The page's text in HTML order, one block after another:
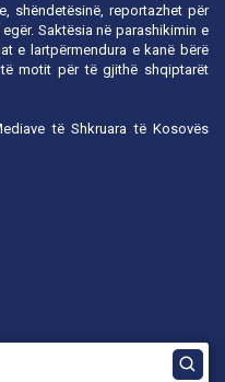
shëndetësinë, reportazhet për
Saktësia në parashikimin e
e lartpërmendura e kanë bërë
motit për të gjithë shqiptarët
të Shkruara të Kosovës